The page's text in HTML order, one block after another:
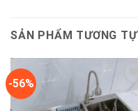
SẢN PHẨM TƯƠNG TỰ
-56%